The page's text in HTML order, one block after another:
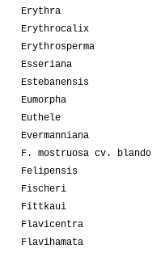
Erythra
Erythrocalix
Erythrosperma
Esseriana
Estebanensis
Eumorpha
Euthele
Evermanniana
F. mostruosa cv.
Felipensis
Fischeri
Fittkaui
Flavicentra
Flavihamata